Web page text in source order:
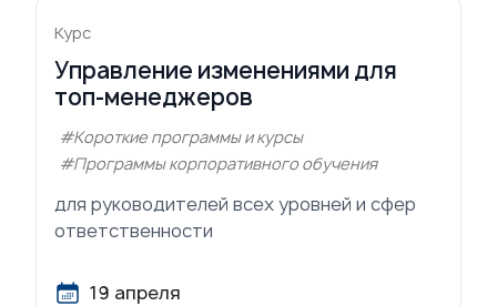
Курс
Управление изменениями для
топ-менеджеров
#Короткие программы и курсы
#Программы корпоративного обучения
для руководителей всех уровней и сфер
ответственности
19 апреля